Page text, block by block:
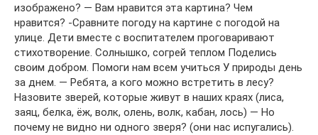
изображено? — Вам нравится эта картина? Чем
нравится? -Сравните погоду на картине с погодой на
улице. Дети вместе с воспитателем проговаривают
стихотворение. Солнышко, согрей теплом Поделись
своим добром. Помоги нам всем учиться У природы день
за днем. — Ребята, а кого можно встретить в лесу?
Назовите зверей, которые живут в наших краях (лиса,
заяц, белка, ёж, волк, олень, волк, кабан, лось) — Но
почему не видно ни одного зверя? (они нас испугались).